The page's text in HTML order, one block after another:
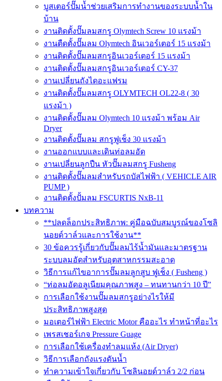
บูสเตอร์ปั๊มน้ำช่วยเสริมการทำงานของระบบน้ำใน
บ้าน
งานติดตั้งปั๊มลมสกรู Olymtech Screw 10 แรงม้า
งานตืดตั้งปั๊มลม Olymtech อินเวอร์เตอร์ 15 แรงม้า
งานติดตั้งปั๊มลมสกรูอินเวอร์เตอร์ 15 แรงม้า
งานติดตั้งปั๊มลมสกรูอินเวอร์เตอร์ CY-37
งานเปลี่ยนถังไดอะแฟรม
งานติดตั้งปั๊มลมสกรู OLYMTECH OL22-8 ( 30
แรงม้า )
งานติดตั้งปั๊มลม Olymtech 10 แรงม้า พร้อม Air
Dryer
งานติดตั้งปั๊มลม สกรูฟูเช็ง 30 แรงม้า
งานออกแบบและเดินท่อลมอัด
งานเปลี่ยนลูกปืน หัวปั๊มลมสกรู Fusheng
งานติดตั้งปั๊มลมสำหรับรถบัสไฟฟ้า ( VEHICLE AIR
PUMP )
งานติดตั้งปั้มลม FSCURTIS NxB-11
บทความ
**ปลดล็อกประสิทธิภาพ: คู่มือฉบับสมบูรณ์ของโซลิ
นอยด์วาล์วและการใช้งาน**
30 ข้อควรรู้เกี่ยวกับปั๊มลมไร้น้ำมันและมาตรฐาน
ระบบลมอัดสำหรับอุตสาหกรรมสะอาด
วิธีการแก้ไขอาการปั๊มลมลูกสูบ ฟูเช็ง ( Fusheng )
“ท่อลมอัดอลูเนียมคุณภาพสูง – ทนทานกว่า 10 ปี”
การเลือกใช้งานปั๊มลมสกรูอย่างไรให้มี
ประสิทธิภาพสูงสุด
มอเตอร์ไฟฟ้า Electric Motor คืออะไร ทำหน้าที่อะไร
เพรสเชอร์เกจ Pressure Guage
การเลือกใช้เครื่องทำลมแห้ง (Air Dryer)
วิธีการเลือกถังแรงดันน้ำ
ทำความเข้าใจเกี่ยวกับ โซลินอยด์วาล์ว 2/2 ก่อน